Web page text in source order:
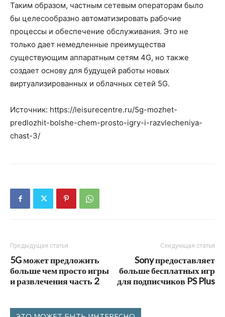
Таким образом, частным сетевым операторам было
бы целесообразно автоматизировать рабочие
процессы и обеспечение обслуживания. Это не
только дает немедленные преимущества
существующим аппаратным сетям 4G, но также
создает основу для будущей работы новых
виртуализированных и облачных сетей 5G.
Источник: https://leisurecentre.ru/5g-mozhet-
predlozhit-bolshe-chem-prosto-igry-i-razvlecheniya-
chast-3/
Предыдущая статья
5G может предложить
больше чем просто игры
и развлечения часть 2
Следующая статья
Sony предоставляет
больше бесплатных игр
для подписчиков PS Plus